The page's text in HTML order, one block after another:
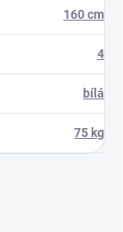
160 cm
4
bílá
75 kg